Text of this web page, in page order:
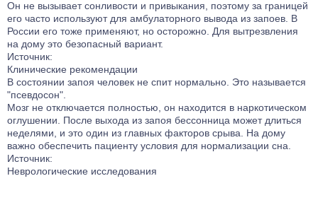
Он не вызывает сонливости и привыкания, поэтому за границей
его часто используют для амбулаторного вывода из запоев. В
России его тоже применяют, но осторожно. Для вытрезвления
на дому это безопасный вариант.
Источник:
Клинические рекомендации
В состоянии запоя человек не спит нормально. Это называется
"псевдосон".
Мозг не отключается полностью, он находится в наркотическом
оглушении. После выхода из запоя бессонница может длиться
неделями, и это один из главных факторов срыва. На дому
важно обеспечить пациенту условия для нормализации сна.
Источник:
Неврологические исследования